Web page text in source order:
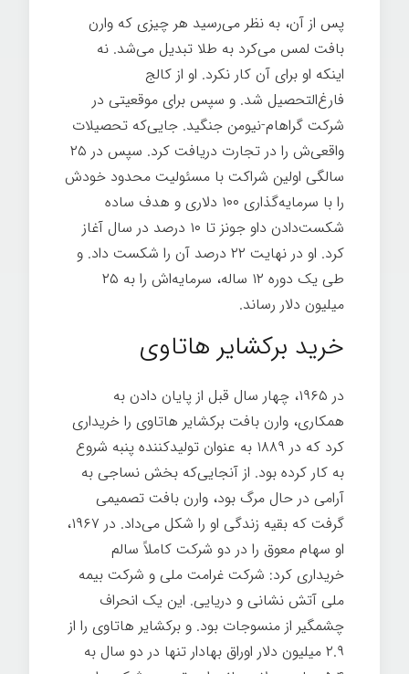
پس از آن، به نظر می‌رسید هر چیزی که وارن
بافت لمس می‌کرد به طلا تبدیل می‌شد. نه
اینکه او برای آن کار نکرد. او از کالج
فارغ‌التحصیل شد. و سپس برای موقعیتی در
شرکت گراهام-نیومن جنگید. جایی‌که تحصیلات
واقعی‌ش را در تجارت دریافت کرد. سپس در ۲۵
سالگی اولین شراکت با مسئولیت محدود خودش
را با سرمایه‌گذاری ۱۰۰ دلاری و هدف ساده
شکست‌دادن داو جونز تا ۱۰ درصد در سال آغاز
کرد. او در نهایت ۲۲ درصد آن را شکست داد. و
طی یک دوره ۱۲ ساله، سرمایه‌اش را به ۲۵
میلیون دلار رساند.
خرید برکشایر هاتاوی
در ۱۹۶۵، چهار سال قبل از پایان دادن به
همکاری، وارن بافت برکشایر هاتاوی را خریداری
کرد که در ۱۸۸۹ به عنوان تولیدکننده پنبه شروع
به کار کرده بود. از آنجایی‌که بخش نساجی به
آرامی در حال مرگ بود، وارن بافت تصمیمی
گرفت که بقیه زندگی او را شکل می‌داد. در ۱۹۶۷،
او سهام معوق را در دو شرکت کاملاً سالم
خریداری کرد: شرکت غرامت ملی و شرکت بیمه
ملی آتش نشانی و دریایی. این یک انحراف
چشمگیر از منسوجات بود. و برکشایر هاتاوی را از
۲.۹ میلیون دلار اوراق بهادار تنها در دو سال به